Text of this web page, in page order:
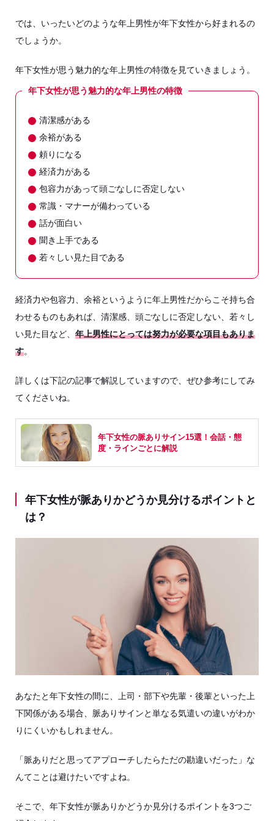
では、いったいどのような年上男性が年下女性から好まれるの
でしょうか。
年下女性が思う魅力的な年上男性の特徴を見ていきましょう。
年下女性が思う魅力的な年上男性の特徴
清潔感がある
余裕がある
頼りになる
経済力がある
包容力があって頭ごなしに否定しない
常識・マナーが備わっている
話が面白い
聞き上手である
若々しい見た目である
経済力や包容力、余裕というように年上男性だからこそ持ち合
わせるものもあれば、清潔感、頭ごなしに否定しない、若々し
い見た目など、 年上男性にとっては努力が必要な項目もありま
す。
詳しくは下記の記事で解説していますので、ぜひ参考にしてみ
てくださいね。
年下女性の脈ありサイン15選！会話・態
度・ラインごとに解説
年下女性が脈ありかどうか見分けるポイントと
は？
あなたと年下女性の間に、上司・部下や先輩・後輩といった上
下関係がある場合、脈ありサインと単なる気遣いの違いがわか
りにくいかもしれません。
「脈ありだと思ってアプローチしたらただの勘違いだった」な
んてことは避けたいですよね。
そこで、年下女性が脈ありかどうか見分けるポイントを3つご